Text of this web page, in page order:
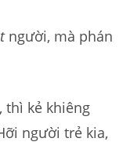
người, mà phán
thì kẻ khiêng
người trẻ kia,